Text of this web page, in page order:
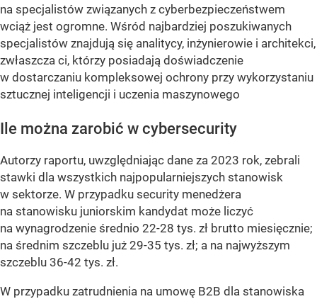
na specjalistów związanych z cyberbezpieczeństwem
wciąż jest ogromne. Wśród najbardziej poszukiwanych
specjalistów znajdują się analitycy, inżynierowie i architekci,
zwłaszcza ci, którzy posiadają doświadczenie
w dostarczaniu kompleksowej ochrony przy wykorzystaniu
sztucznej inteligencji i uczenia maszynowego
Ile można zarobić w cybersecurity
Autorzy raportu, uwzględniając dane za 2023 rok, zebrali
stawki dla wszystkich najpopularniejszych stanowisk
w sektorze. W przypadku security menedżera
na stanowisku juniorskim kandydat może liczyć
na wynagrodzenie średnio 22-28 tys. zł brutto miesięcznie;
na średnim szczeblu już 29-35 tys. zł; a na najwyższym
szczeblu 36-42 tys. zł.
W przypadku zatrudnienia na umowę B2B dla stanowiska